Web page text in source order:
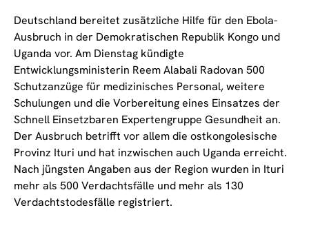
Deutschland bereitet zusätzliche Hilfe für den Ebola-
Ausbruch in der Demokratischen Republik Kongo und
Uganda vor. Am Dienstag kündigte
Entwicklungsministerin Reem Alabali Radovan 500
Schutzanzüge für medizinisches Personal, weitere
Schulungen und die Vorbereitung eines Einsatzes der
Schnell Einsetzbaren Expertengruppe Gesundheit an.
Der Ausbruch betrifft vor allem die ostkongolesische
Provinz Ituri und hat inzwischen auch Uganda erreicht.
Nach jüngsten Angaben aus der Region wurden in Ituri
mehr als 500 Verdachtsfälle und mehr als 130
Verdachtstodesfälle registriert.